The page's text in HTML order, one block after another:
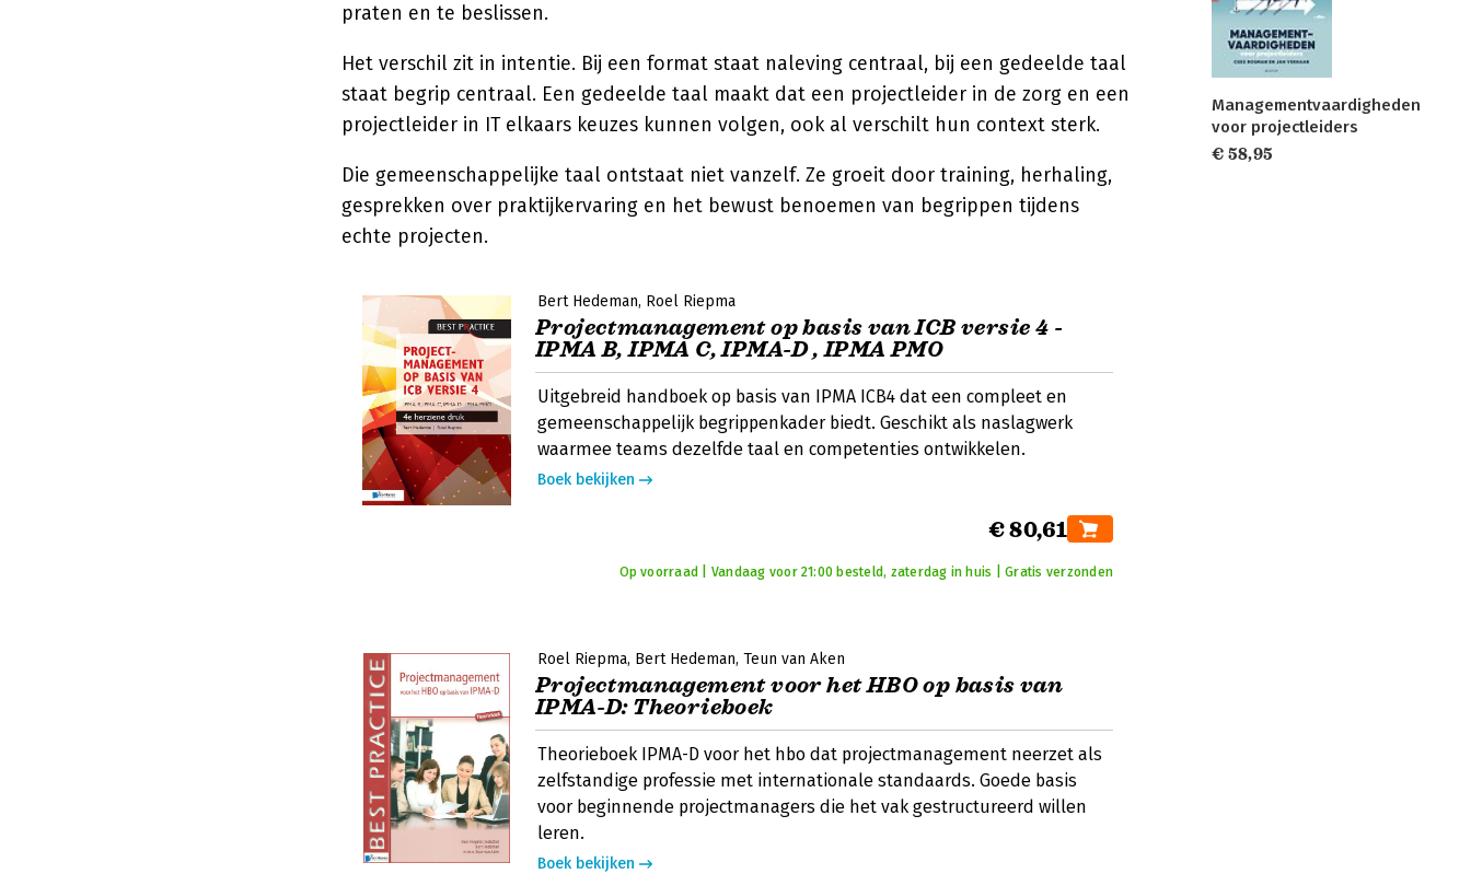
praten en te beslissen.
Het verschil zit in intentie. Bij een format staat naleving centraal, bij een gedeelde taal
staat begrip centraal. Een gedeelde taal maakt dat een projectleider in de zorg en een
projectleider in IT elkaars keuzes kunnen volgen, ook al verschilt hun context sterk.
Die gemeenschappelijke taal ontstaat niet vanzelf. Ze groeit door training, herhaling,
gesprekken over praktijkervaring en het bewust benoemen van begrippen tijdens
echte projecten.
Bert Hedeman Roel Riepma
Projectmanagement op basis van ICB versie 4 -
IPMA B, IPMA C, IPMA-D , IPMA PMO
Uitgebreid handboek op basis van IPMA ICB4 dat een compleet en
gemeenschappelijk begrippenkader biedt. Geschikt als naslagwerk
waarmee teams dezelfde taal en competenties ontwikkelen.
Boek bekijken
€ 80,61
Op voorraad | Vandaag voor 21:00 besteld, zaterdag in huis | Gratis verzonden
Roel Riepma Bert Hedeman Teun van Aken
Projectmanagement voor het HBO op basis van
IPMA-D: Theorieboek
Theorieboek IPMA-D voor het hbo dat projectmanagement neerzet als
zelfstandige professie met internationale standaards. Goede basis
voor beginnende projectmanagers die het vak gestructureerd willen
leren.
Boek bekijken
Managementvaardigheden
voor projectleiders
€ 58,95